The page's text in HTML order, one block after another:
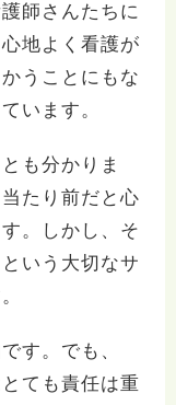
師さんたちに
地よく看護が
うことにもな
います。
も分かりま
たり前だと心
。しかし、そ
いう大切なサ
す。でも、
ても責任は重